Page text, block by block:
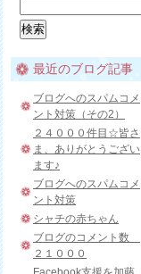
最近のブログ記事
ブログへのスパムコメ
ント対策（その2）
２４０００件目☆皆さ
ま、ありがとうござい
ます♪
ブログへのスパムコメ
ント対策
シャチの赤ちゃん
ブログのコメント数
２１０００